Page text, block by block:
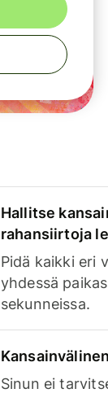
Hallitse
rahansiirtoja
Pidä kaikki eri
yhdessä
sekunneissa.
Sinun ei